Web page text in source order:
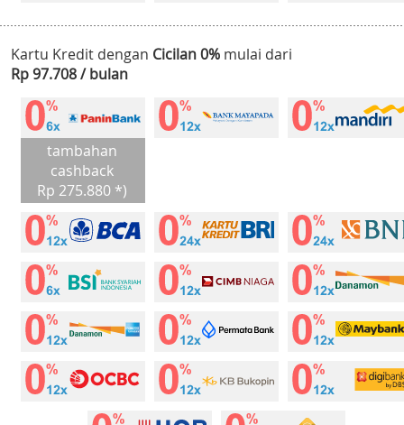
Kartu Kredit dengan Cicilan 0% mulai dari
Rp 97.708 / bulan
tambahan
cashback
Rp 275.880 *)